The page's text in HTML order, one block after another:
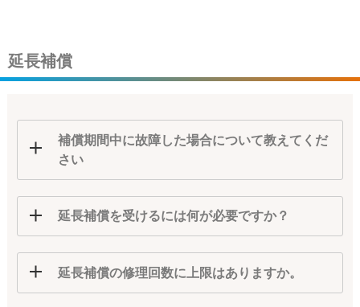
延長補償
補償期間中に故障した場合について教えてくだ
さい
延長補償を受けるには何が必要ですか？
延長補償の修理回数に上限はありますか。